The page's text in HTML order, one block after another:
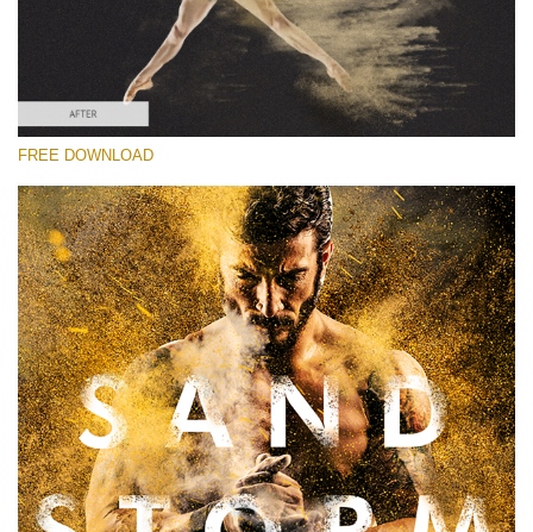
Stažení zdarma
FREE DOWNLOAD